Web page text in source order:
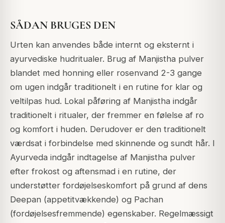
SÅDAN BRUGES DEN
Urten kan anvendes både internt og eksternt i
ayurvediske hudritualer. Brug af Manjistha pulver
blandet med honning eller rosenvand 2-3 gange
om ugen indgår traditionelt i en rutine for klar og
veltilpas hud. Lokal påføring af Manjistha indgår
traditionelt i ritualer, der fremmer en følelse af ro
og komfort i huden. Derudover er den traditionelt
værdsat i forbindelse med skinnende og sundt hår. I
Ayurveda indgår indtagelse af Manjistha pulver
efter frokost og aftensmad i en rutine, der
understøtter fordøjelseskomfort på grund af dens
Deepan (appetitvækkende) og Pachan
(fordøjelsesfremmende) egenskaber. Regelmæssigt